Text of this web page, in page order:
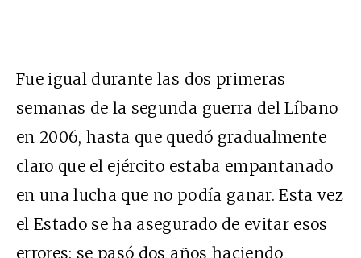
Fue igual durante las dos primeras
semanas de la segunda guerra del Líbano
en 2006, hasta que quedó gradualmente
claro que el ejército estaba empantanado
en una lucha que no podía ganar. Esta vez
el Estado se ha asegurado de evitar esos
errores: se pasó dos años haciendo